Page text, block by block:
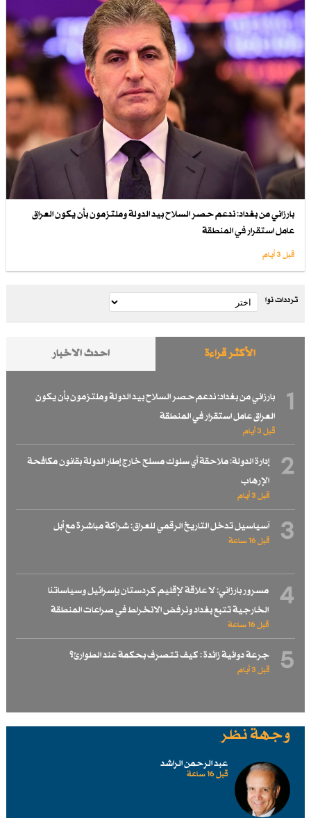
بارزاني من بغداد: ندعم حصر السلاح بيد الدولة وملتزمون بأن يكون العراق
عامل استقرار في المنطقة
قبل 3 أيام
ترددات نوا
الأكثر قراءة احدث الاخبار
1
بارزاني من بغداد: ندعم حصر السلاح بيد الدولة وملتزمون بأن يكون
العراق عامل استقرار في المنطقة
قبل 3 أيام
2
إدارة الدولة: ملاحقة أي سلوك مسلح خارج إطار الدولة بقانون مكافحة
الإرهاب
قبل 3 أيام
3 آسياسيل تدخل التاريخ الرقمي للعراق: شراكة مباشرة مع أبل
قبل 16 ساعة
4
مسرور بارزاني: لا علاقة لإقليم كردستان بإسرائيل وسياساتنا
الخارجية تتبع بغداد ونرفض الانخراط في صراعات المنطقة
قبل 16 ساعة
5 جرعة دوائية زائدة : كيف تتصرف بحكمة عند الطوارئ؟
قبل 3 أيام
وجهة نظر
عبد الرحمن الراشد
قبل 16 ساعة